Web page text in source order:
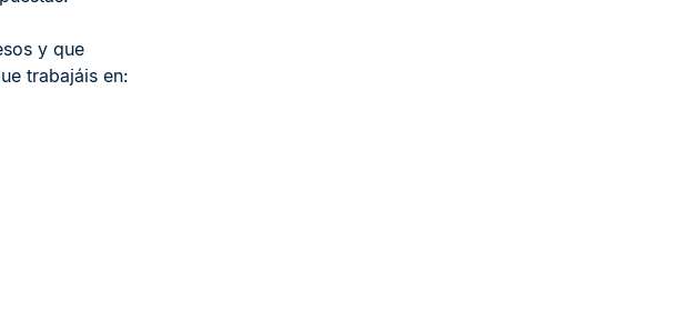
y que
trabajáis en: